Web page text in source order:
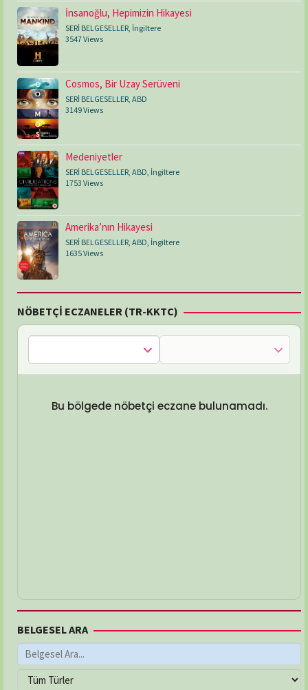
İnsanoğlu, Hepimizin Hikayesi
SERİ BELGESELLER, İngiltere
3547 Views
Cosmos, Bir Uzay Serüveni
SERİ BELGESELLER ABD
3149 Views
Medeniyetler
SERİ BELGESELLER ABD İngiltere
1753 Views
Amerika’nın Hikayesi
SERİ BELGESELLER ABD İngiltere
1635 Views
NÖBETÇİ ECZANELER (TR-KKTC)
Bu bölgede nöbetçi eczane bulunamadı.
BELGESEL ARA